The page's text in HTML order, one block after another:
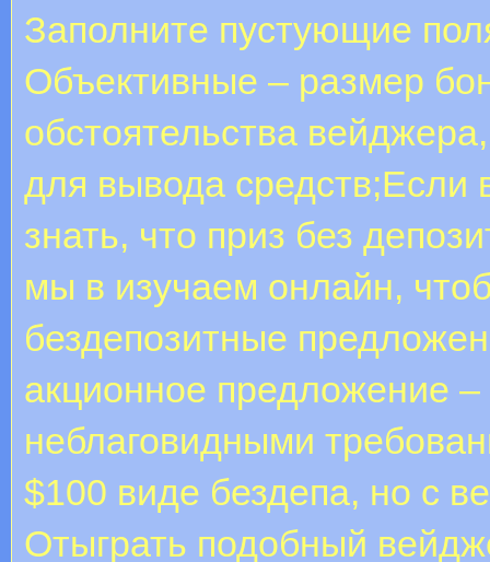
Заполните пустующие
Объективные – размер
обстоятельства
для вывода
знать, что приз без
мы в изучаем онлайн,
бездепозитные
акционное предложение
неблаговидными
$100 виде бездепа, но с
Отыграть подобный